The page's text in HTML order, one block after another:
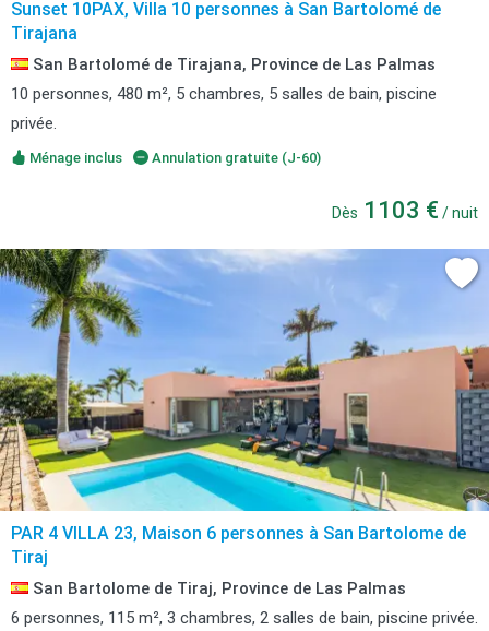
Sunset 10PAX, Villa 10 personnes à San Bartolomé de
Tirajana
San Bartolomé de Tirajana, Province de Las Palmas
10 personnes, 480 m², 5 chambres, 5 salles de bain, piscine
privée.
Ménage inclus Annulation gratuite (J-60)
Dès 1103 € / nuit
PAR 4 VILLA 23, Maison 6 personnes à San Bartolome de
Tiraj
San Bartolome de Tiraj, Province de Las Palmas
6 personnes, 115 m², 3 chambres, 2 salles de bain, piscine privée.